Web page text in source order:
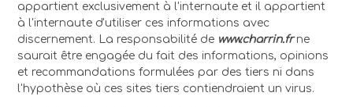
appartient exclusivement à l'internaute et il appartient
à l'internaute d'utiliser ces informations avec
discernement. La responsabilité de www.charrin.frne
saurait être engagée du fait des informations, opinions
et recommandations formulées par des tiers ni dans
l'hypothèse où ces sites tiers contiendraient un virus.